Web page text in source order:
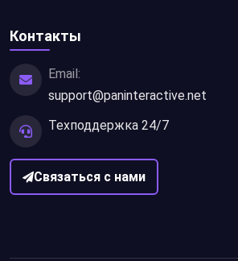
Контакты
Email:
support@paninteractive.net
Техподдержка 24/7
Связаться с нами